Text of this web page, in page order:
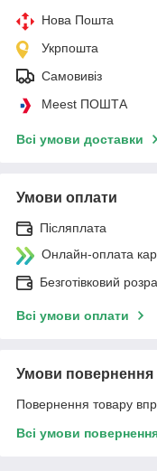
Нова Пошта
Укрпошта
Самовивіз
Meest ПОШТА
Всі умови доставки
Умови оплати
Післяплата
Онлайн-оплата
Безготівковий
Всі умови оплати
Умови повернення
Повернення товару
Всі умови